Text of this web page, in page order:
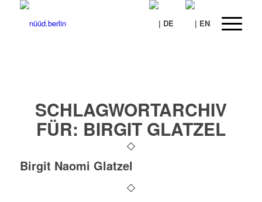
SCHLAGWORTARCHIV
FÜR: BIRGIT GLATZEL
Birgit Naomi Glatzel